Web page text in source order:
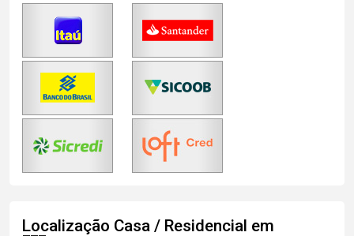
Localização Casa / Residencial em